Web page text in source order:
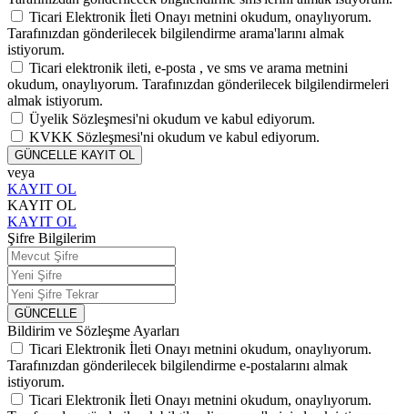
Ticari Elektronik İleti Onayı metnini okudum, onaylıyorum.
Tarafınızdan gönderilecek bilgilendirme arama'larını almak
istiyorum.
Ticari elektronik ileti, e-posta , ve sms ve arama metnini
okudum, onaylıyorum. Tarafınızdan gönderilecek bilgilendirmeleri
almak istiyorum.
Üyelik Sözleşmesi'ni okudum ve kabul ediyorum.
KVKK Sözleşmesi'ni okudum ve kabul ediyorum.
GÜNCELLE KAYIT OL
veya
KAYIT OL
KAYIT OL
KAYIT OL
Şifre Bilgilerim
GÜNCELLE
Bildirim ve Sözleşme Ayarları
Ticari Elektronik İleti Onayı metnini okudum, onaylıyorum.
Tarafınızdan gönderilecek bilgilendirme e-postalarını almak
istiyorum.
Ticari Elektronik İleti Onayı metnini okudum, onaylıyorum.